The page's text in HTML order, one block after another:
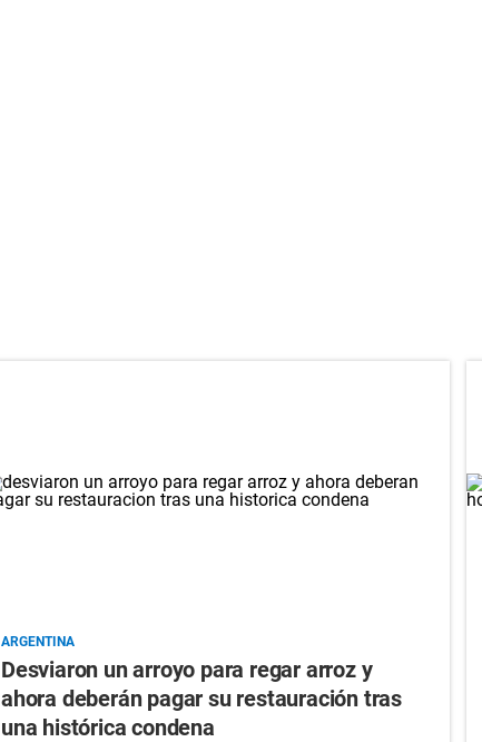
ARGENTINA
Desviaron un arroyo para regar arroz y
ahora deberán pagar su restauración tras
una histórica condena